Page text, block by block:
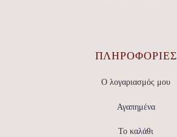
ΠΛΗΡΟΦΟΡΙΕΣ
Ο λογαριασμός μου
Αγαπημένα
Το καλάθι